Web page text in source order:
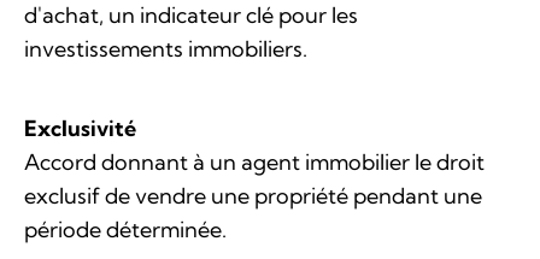
d'achat, un indicateur clé pour les
investissements immobiliers.
Exclusivité
Accord donnant à un agent immobilier le droit
exclusif de vendre une propriété pendant une
période déterminée.